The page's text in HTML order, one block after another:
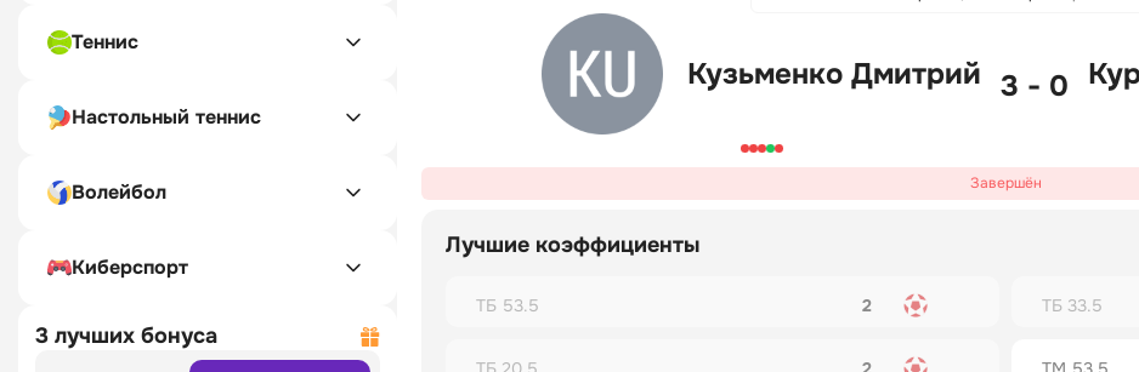
Теннис
Настольный теннис
Волейбол
Киберспорт
3 лучших бонуса
Кузьменко Дмитрий 3 - 0
Завершён
Лучшие коэффициенты
ТБ 53.5 2 ТБ 33.5